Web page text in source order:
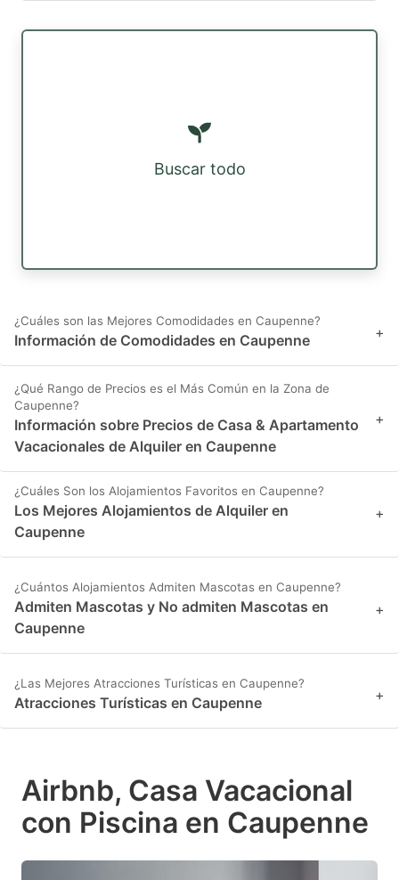
Buscar todo
¿Cuáles son las Mejores Comodidades en Caupenne?
Información de Comodidades en Caupenne +
¿Qué Rango de Precios es el Más Común en la Zona de
Caupenne?
Información sobre Precios de Casa & Apartamento
Vacacionales de Alquiler en Caupenne
+
¿Cuáles Son los Alojamientos Favoritos en Caupenne?
Los Mejores Alojamientos de Alquiler en
Caupenne
+
¿Cuántos Alojamientos Admiten Mascotas en Caupenne?
Admiten Mascotas y No admiten Mascotas en
Caupenne
+
¿Las Mejores Atracciones Turísticas en Caupenne?
Atracciones Turísticas en Caupenne +
Airbnb, Casa Vacacional
con Piscina en Caupenne